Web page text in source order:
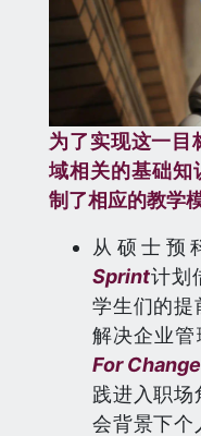
为了实现这一目
域相关的基础知
制了相应的教学
从硕士预
Sprint计划
学生们的提
解决企业管
For Change
践进入职场
会背景下个